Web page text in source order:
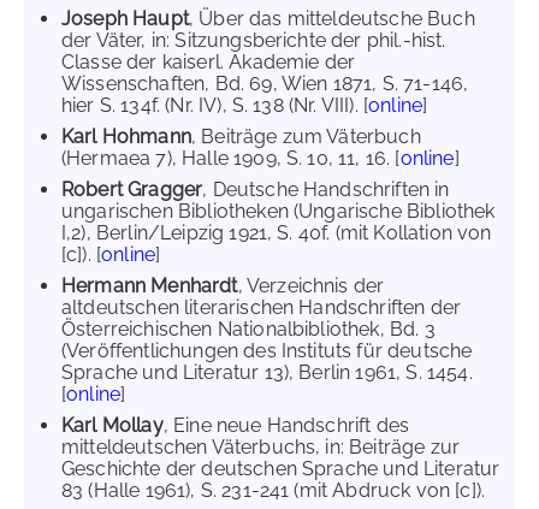
Joseph Haupt, Über das mitteldeutsche Buch
der Väter, in: Sitzungsberichte der phil.-hist.
Classe der kaiserl. Akademie der
Wissenschaften, Bd. 69, Wien 1871, S. 71-146,
hier S. 134f. (Nr. IV), S. 138 (Nr. VIII). [online]
Karl Hohmann, Beiträge zum Väterbuch
(Hermaea 7), Halle 1909, S. 10, 11, 16. [online]
Robert Gragger, Deutsche Handschriften in
ungarischen Bibliotheken (Ungarische Bibliothek
I,2), Berlin/Leipzig 1921, S. 40f. (mit Kollation von
[c]). [online]
Hermann Menhardt, Verzeichnis der
altdeutschen literarischen Handschriften der
Österreichischen Nationalbibliothek, Bd. 3
(Veröffentlichungen des Instituts für deutsche
Sprache und Literatur 13), Berlin 1961, S. 1454.
[online]
Karl Mollay, Eine neue Handschrift des
mitteldeutschen Väterbuchs, in: Beiträge zur
Geschichte der deutschen Sprache und Literatur
83 (Halle 1961), S. 231-241 (mit Abdruck von [c]).